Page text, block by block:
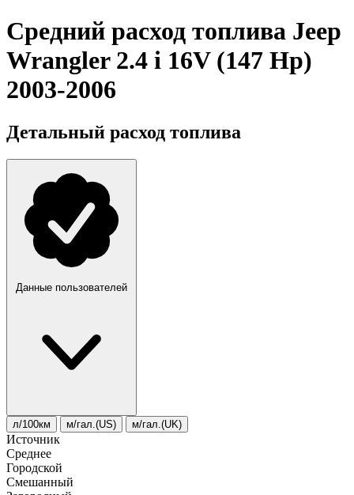
Средний расход топлива Jeep
Wrangler 2.4 i 16V (147 Hp)
2003-2006
Детальный расход топлива
Данные пользователей
л/100км м/гал.(US) м/гал.(UK)
Источник
Среднее
Городской
Смешанный